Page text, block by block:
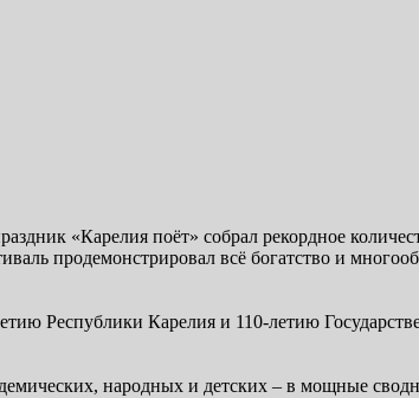
«Карелия поёт» собрал рекордное
продемонстрировал всё богатство и
Республики Карелия и 110-летию
народных и детских – в мощные